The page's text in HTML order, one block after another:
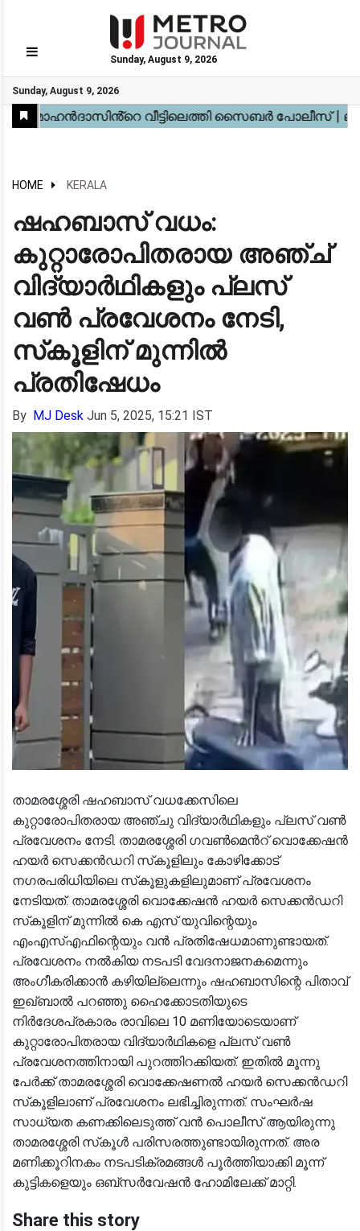
Sunday, August 9, 2026
Sunday, August 9, 2026
GO
Home
Kerala
National
Gulf
World
Sports
Movies
Health
Automobile
Travel
Education
Novel
Business
Technology
Webstory
HOME KERALA
ഷഹബാസ് വധം:
കുറ്റാരോപിതരായ അഞ്ച്
വിദ്യാർഥികളും പ്ലസ്
വൺ പ്രവേശനം നേടി,
സ്‌കൂളിന് മുന്നിൽ
പ്രതിഷേധം
By MJ Desk Jun 5, 2025, 15:21 IST
താമരശ്ശേരി ഷഹബാസ് വധക്കേസിലെ
കുറ്റാരോപിതരായ അഞ്ചു വിദ്യാർഥികളും പ്ലസ് വൺ
പ്രവേശനം നേടി. താമരശ്ശേരി ഗവൺമെൻറ് വൊക്കേഷൻ
ഹയർ സെക്കൻഡറി സ്‌കൂളിലും കോഴിക്കോട്
നഗരപരിധിയിലെ സ്‌കൂളുകളിലുമാണ് പ്രവേശനം
നേടിയത്. താമരശ്ശേരി വൊക്കേഷൻ ഹയർ സെക്കൻഡറി
സ്‌കൂളിന് മുന്നിൽ കെ എസ് യുവിന്റെയും
എംഎസ്എഫിന്റെയും വൻ പ്രതിഷേധമാണുണ്ടായത്.
പ്രവേശനം നൽകിയ നടപടി വേദനാജനകമെന്നും
അംഗീകരിക്കാൻ കഴിയില്ലെന്നും ഷഹബാസിന്റെ പിതാവ്
ഇഖ്ബാൽ പറഞ്ഞു ഹൈക്കോടതിയുടെ
നിർദേശപ്രകാരം രാവിലെ 10 മണിയോടെയാണ്
കുറ്റാരോപിതരായ വിദ്യാർഥികളെ പ്ലസ് വൺ
പ്രവേശനത്തിനായി പുറത്തിറക്കിയത്. ഇതിൽ മൂന്നു
പേർക്ക് താമരശ്ശേരി വൊക്കേഷണൽ ഹയർ സെക്കൻഡറി
സ്‌കൂളിലാണ് പ്രവേശനം ലഭിച്ചിരുന്നത്. സംഘർഷ
സാധ്യത കണക്കിലെടുത്ത് വൻ പൊലീസ് ആയിരുന്നു
താമരശ്ശേരി സ്‌കൂൾ പരിസരത്തുണ്ടായിരുന്നത്. അര
മണിക്കൂറിനകം നടപടിക്രമങ്ങൾ പൂർത്തിയാക്കി മൂന്ന്
കുട്ടികളെയും ഒബ്‌സർവേഷൻ ഹോമിലേക്ക് മാറ്റി.
Share this story